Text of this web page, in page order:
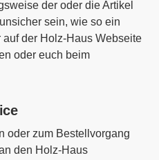
der oder die Artikel
sein, wie so ein
der Holz-Haus Webseite
oder euch beim
oder zum Bestellvorgang
den Holz-Haus